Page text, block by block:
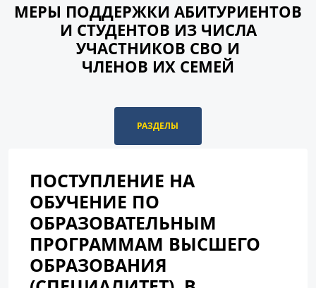
МЕРЫ ПОДДЕРЖКИ АБИТУРИЕНТОВ
И СТУДЕНТОВ ИЗ ЧИСЛА
УЧАСТНИКОВ СВО И
ЧЛЕНОВ ИХ СЕМЕЙ
РАЗДЕЛЫ
ПОСТУПЛЕНИЕ НА
ОБУЧЕНИЕ ПО
ОБРАЗОВАТЕЛЬНЫМ
ПРОГРАММАМ ВЫСШЕГО
ОБРАЗОВАНИЯ